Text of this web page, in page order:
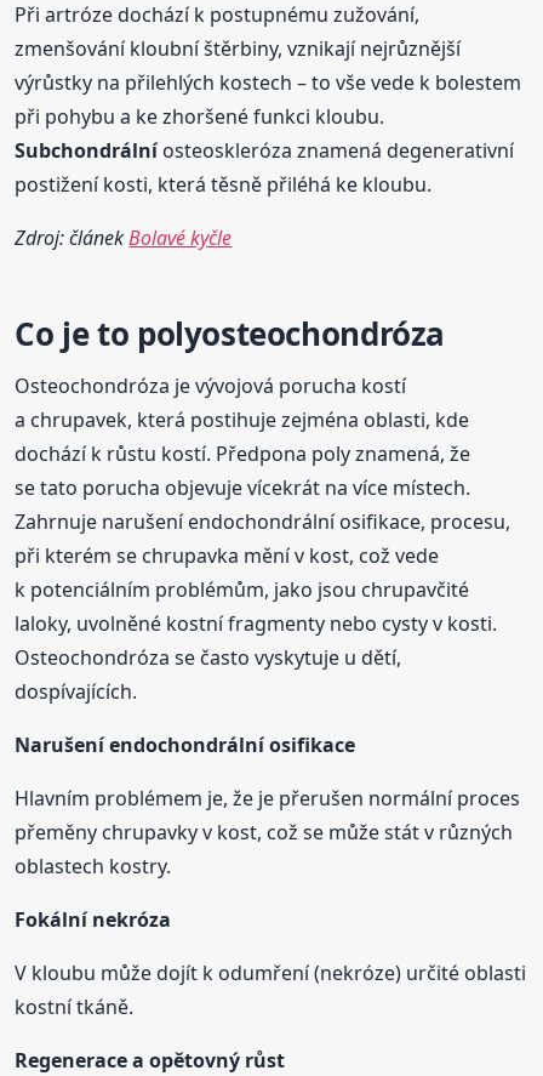
Při artróze dochází k postupnému zužování,
zmenšování kloubní štěrbiny, vznikají nejrůznější
výrůstky na přilehlých kostech – to vše vede k bolestem
při pohybu a ke zhoršené funkci kloubu.
Subchondrálníosteoskleróza znamená degenerativní
postižení kosti, která těsně přiléhá ke kloubu.
Zdroj: článekBolavé kyčle
Co je to polyosteochondróza
Osteochondróza je vývojová porucha kostí
a chrupavek, která postihuje zejména oblasti, kde
dochází k růstu kostí. Předpona poly znamená, že
se tato porucha objevuje vícekrát na více místech.
Zahrnuje narušení endochondrální osifikace, procesu,
při kterém se chrupavka mění v kost, což vede
k potenciálním problémům, jako jsou chrupavčité
laloky, uvolněné kostní fragmenty nebo cysty v kosti.
Osteochondróza se často vyskytuje u dětí,
dospívajících.
Narušení endochondrální osifikace
Hlavním problémem je, že je přerušen normální proces
přeměny chrupavky v kost, což se může stát v různých
oblastech kostry.
Fokální nekróza
V kloubu může dojít k odumření (nekróze) určité oblasti
kostní tkáně.
Regenerace a opětovný růst